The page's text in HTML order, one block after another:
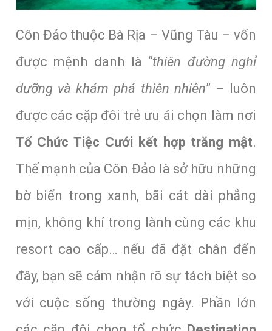
Côn Đảo thuộc Bà Rịa – Vũng Tàu – vốn
được mệnh danh là “thiên đường nghỉ
dưỡng và khám phá thiên nhiên” – luôn
được các cặp đôi trẻ ưu ái chọn làm nơi
Tổ Chức Tiệc Cưới kết hợp trăng mật.
Thế mạnh của Côn Đảo là sở hữu những
bờ biển trong xanh, bãi cát dài phẳng
mịn, không khí trong lành cùng các khu
resort cao cấp… nếu đã đặt chân đến
đây, bạn sẽ cảm nhận rõ sự tách biệt so
với cuộc sống thường ngày. Phần lớn